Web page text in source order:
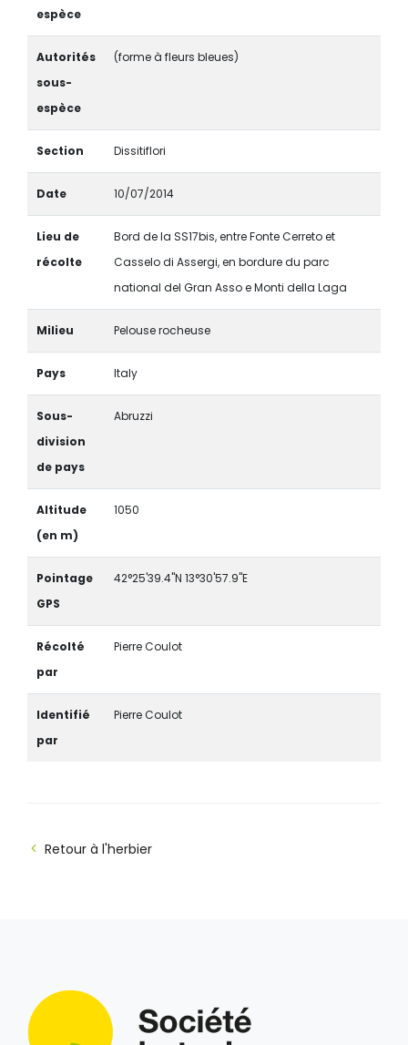
espèce
Autorités
sous-
espèce
(forme à fleurs bleues)
Section Dissitiflori
Date 10/07/2014
Lieu de
récolte
Bord de la SS17bis, entre Fonte Cerreto et
Casselo di Assergi, en bordure du parc
national del Gran Asso e Monti della Laga
Milieu Pelouse rocheuse
Pays Italy
Sous-
division
de pays
Abruzzi
Altitude
(en m)
1050
Pointage
GPS
42°25'39.4"N 13°30'57.9"E
Récolté
par
Pierre Coulot
Identifié
par
Pierre Coulot
Retour à l'herbier